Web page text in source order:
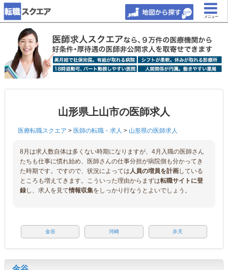
メニュー
山形県上山市の医師求人
医療転職スクエア > 医師の転職・求人 > 山形県の医師求人
8月は求人数自体は多くない時期になりますが、4月入職の医師さん
たちも仕事に慣れ始め、医師さんの仕事分担が病院側も分かってき
た時期です。ですので、状況によっては人員の増員を計画している
ところも増えてきます。こういった理由からまずは転職サイトに登
録し、求人を見て情報収集をしっかり行なうとよいでしょう。
金谷 河崎 弁天